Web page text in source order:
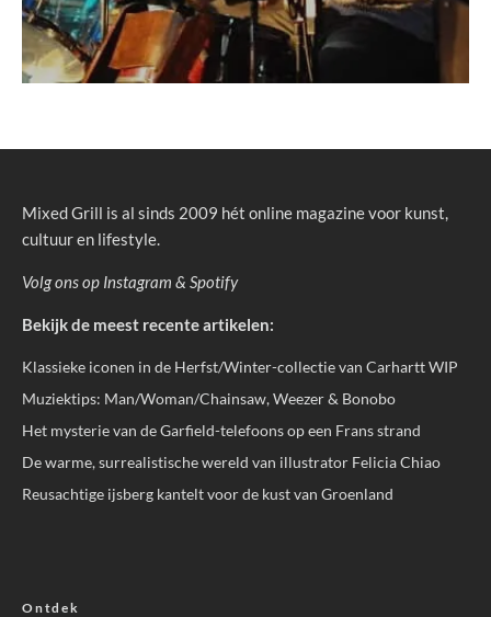
Mixed Grill is al sinds 2009 hét online magazine voor kunst,
cultuur en lifestyle.
Volg ons op Instagram & Spotify
Bekijk de meest recente artikelen:
Klassieke iconen in de Herfst/Winter-collectie van Carhartt WIP
Muziektips: Man/Woman/Chainsaw, Weezer & Bonobo
Het mysterie van de Garfield-telefoons op een Frans strand
De warme, surrealistische wereld van illustrator Felicia Chiao
Reusachtige ijsberg kantelt voor de kust van Groenland
Ontdek